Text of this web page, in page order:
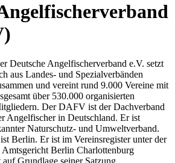
Deutsche Angelfischerverband e.V. setzt
aus Landes- und Spezialverbänden
und vereint rund 9.000 Vereine mit
über 530.000 organisierten
Der DAFV ist der Dachverband
Angelfischer in Deutschland. Er ist
Naturschutz- und Umweltverband.
Berlin. Er ist im Vereinsregister unter der
Berlin Charlottenburg
Grundlage seiner Satzung.